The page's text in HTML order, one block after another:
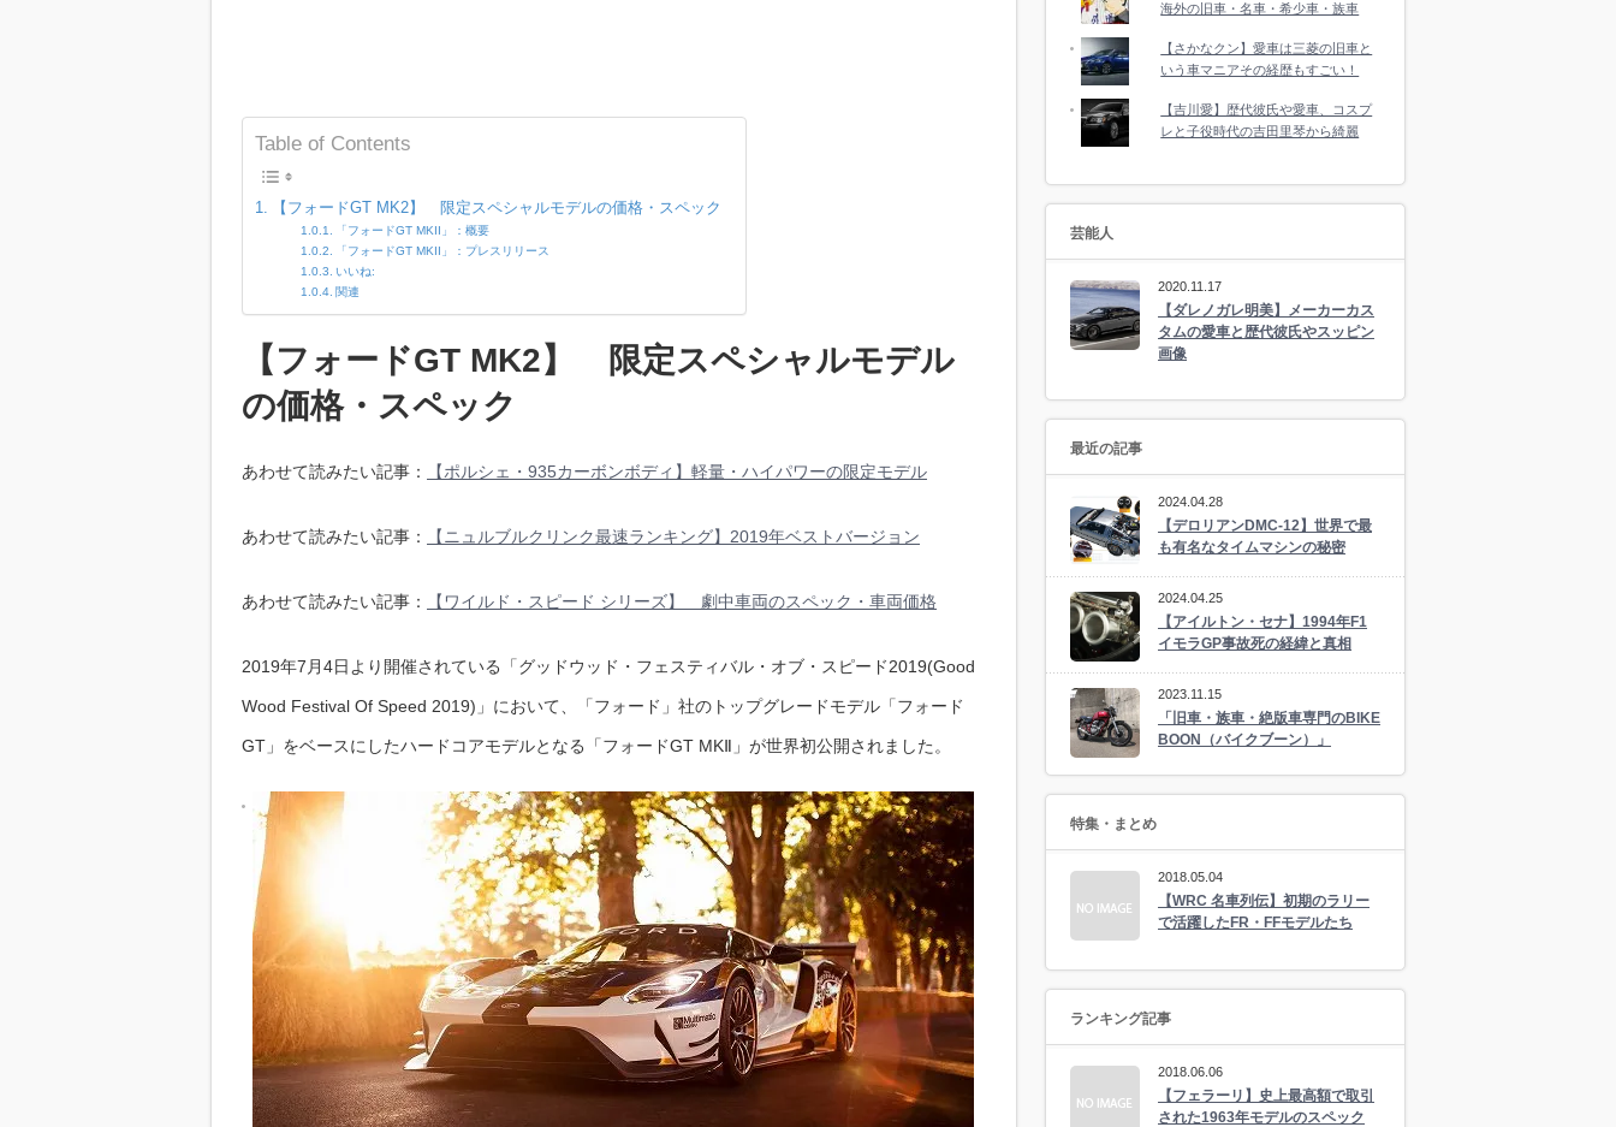
Table of Contents
【フォードGT MK2】 限定スペシャルモデルの価格・スペック
「フォードGT MKII」：概要
「フォードGT MKII」：プレスリリース
いいね:
関連
【フォードGT MK2】 限定スペシャルモデル
の価格・スペック
あわせて読みたい記事： 【ポルシェ・935カーボンボディ】軽量・ハイパワーの限定モデル
あわせて読みたい記事： 【ニュルブルクリンク最速ランキング】2019年ベストバージョン
あわせて読みたい記事： 【ワイルド・スピード シリーズ】 劇中車両のスペック・車両価格
2019年7月4日より開催されている「グッドウッド・フェスティバル・オブ・スピード2019(Good
Wood Festival Of Speed 2019)」において、「フォード」社のトップグレードモデル「フォード
GT」をベースにしたハードコアモデルとなる「フォードGT MKⅡ」が世界初公開されました。
海外の旧車・名車・希少車・族車
【さかなクン】愛車は三菱の旧車と
いう車マニアその経歴もすごい！
【吉川愛】歴代彼氏や愛車、コスプ
レと子役時代の吉田里琴から綺麗
芸能人
2020.11.17
【ダレノガレ明美】メーカーカス
タムの愛車と歴代彼氏やスッピン
画像
最近の記事
2024.04.28
【デロリアンDMC-12】世界で最
も有名なタイムマシンの秘密
2024.04.25
【アイルトン・セナ】1994年F1
イモラGP事故死の経緯と真相
2023.11.15
「旧車・族車・絶版車専門のBIKE
BOON（バイクブーン）」
特集・まとめ
2018.05.04
【WRC 名車列伝】初期のラリー
で活躍したFR・FFモデルたち
ランキング記事
2018.06.06
【フェラーリ】史上最高額で取引
された1963年モデルのスペック